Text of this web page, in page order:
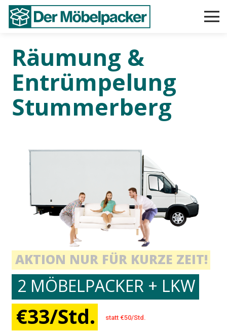
Räumung &
Entrümpelung
Stummerberg
2 MÖBELPACKER + LKW
statt €50/Std.
€33/Std.
AKTION NUR FÜR KURZE ZEIT!